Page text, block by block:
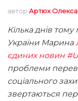
автор Артюх
Кілька днів тому
України Марина
єдиних новин
проблеми
соціального
звертаються